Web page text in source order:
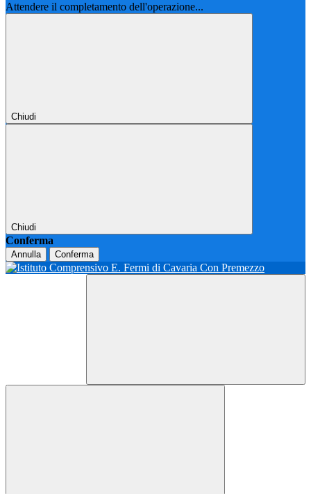
Attendere il completamento dell'operazione...
Chiudi
Chiudi
Conferma
Annulla Conferma